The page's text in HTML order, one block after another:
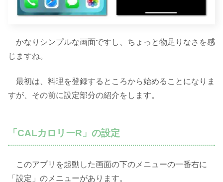
かなりシンプルな画面ですし、ちょっと物足りなさを感
じますね。
最初は、料理を登録するところから始めることになりま
すが、その前に設定部分の紹介をします。
「CALカロリーR」の設定
このアプリを起動した画面の下のメニューの一番右に
「設定」のメニューがあります。